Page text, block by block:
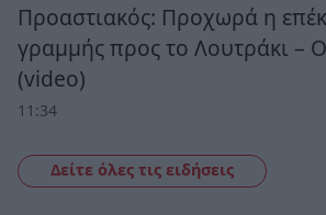
Προαστιακός: Προχωρά η
γραμμής προς το Λουτράκι –
(video)
11:34
Δείτε όλες τις ειδήσεις